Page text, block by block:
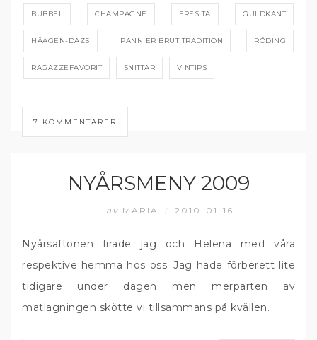
BUBBEL CHAMPAGNE FRESITA GULDKANT
HÄAGEN-DAZS PANNIER BRUT TRADITION RÖDING
RAGAZZEFAVORIT SNITTAR VINTIPS
7 KOMMENTARER
EFTERRÄTTNYÅRSMENY 2009
av MARIA 2010-01-16
Nyårsaftonen firade jag och Helena med våra
respektive hemma hos oss. Jag hade förberett lite
tidigare under dagen men merparten av
matlagningen skötte vi tillsammans på kvällen.